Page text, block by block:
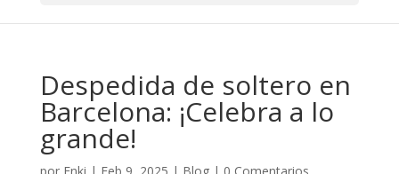
Despedida de soltero en
Barcelona: ¡Celebra a lo
grande!